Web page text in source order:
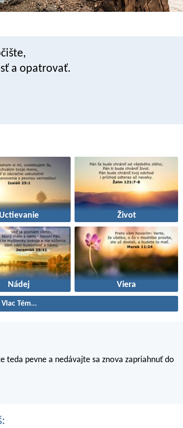
a opatrovať.
Uctievanie Život
Nádej Viera
Viac Tém...
teda pevne a nedávajte sa znova zapriahnuť do